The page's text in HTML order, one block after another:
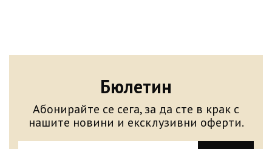
Бюлетин
Абонирайте се сега, за да сте в крак с
нашите новини и ексклузивни оферти.